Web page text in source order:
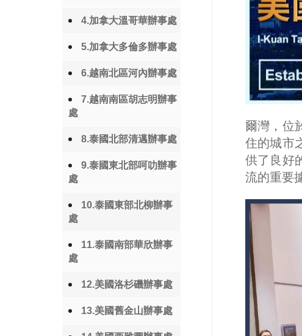
4.加拿大溫哥華辦事處
5.加拿大多倫多辦事處
6.越南北區河內辦事處
7.越南南區胡志明辦事
處
8.泰國北部清邁辦事處
9.泰國東北部呵叻辦事
處
10.泰國東部北柳辦事
處
11.泰國南部華欣辦事
處
12.美國洛杉磯辦事處
13.美國舊金山辦事處
爾灣，位
住的城市
供了良好
流的重要